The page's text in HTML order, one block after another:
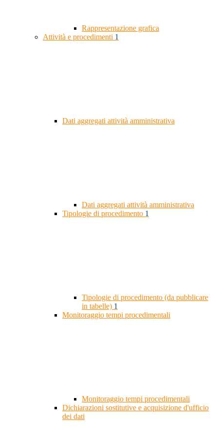
Rappresentazione grafica
Attività e procedimenti 1
Dati aggregati attività amministrativa
Dati aggregati attività amministrativa
Tipologie di procedimento 1
Tipologie di procedimento (da pubblicare
in tabelle) 1
Monitoraggio tempi procedimentali
Monitoraggio tempi procedimentali
Dichiarazioni sostitutive e acquisizione d'ufficio
dei dati